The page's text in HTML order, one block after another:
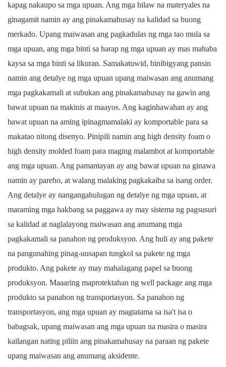
kapag nakaupo sa mga upuan. Ang mga hilaw na materyales na
ginagamit namin ay ang pinakamahusay na kalidad sa buong
merkado. Upang maiwasan ang pagkadulas ng mga tao mula sa
mga upuan, ang mga binti sa harap ng mga upuan ay mas mahaba
kaysa sa mga binti sa likuran. Samakatuwid, binibigyang pansin
namin ang detalye ng mga upuan upang maiwasan ang anumang
mga pagkakamali at subukan ang pinakamahusay na gawin ang
bawat upuan na makinis at maayos. Ang kaginhawahan ay ang
bawat upuan na aming ipinagmamalaki ay komportable para sa
makatao nitong disenyo. Pinipili namin ang high density foam o
high density molded foam para maging malambot at komportable
ang mga upuan. Ang pamantayan ay ang bawat upuan na ginawa
namin ay pareho, at walang malaking pagkakaiba sa isang order.
Ang detalye ay nangangahulugan ng detalye ng mga upuan, at
maraming mga hakbang sa paggawa ay may sistema ng pagsusuri
sa kalidad at naglalayong maiwasan ang anumang mga
pagkakamali sa panahon ng produksyon. Ang huli ay ang pakete
na pangunahing pinag-uusapan tungkol sa pakete ng mga
produkto. Ang pakete ay may mahalagang papel sa buong
produksyon. Maaaring maprotektahan ng well package ang mga
produkto sa panahon ng transportasyon. Sa panahon ng
transportasyon, ang mga upuan ay magtatama sa isa't isa o
babagsak, upang maiwasan ang mga upuan na masira o masira
kailangan nating piliin ang pinakamahusay na paraan ng pakete
upang maiwasan ang anumang aksidente.